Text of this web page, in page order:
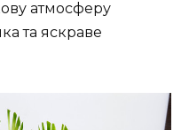
атмосферу
та яскраве